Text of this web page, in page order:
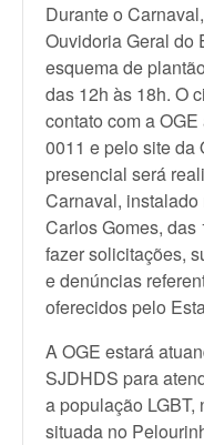
Durante o
Ouvidoria Geral do
esquema de
das 12h às 18h. O
contato com a
0011 e pelo site da
presencial será
Carnaval,
Carlos Gomes, das
fazer solicitações,
e denúncias
oferecidos pelo
A OGE estará
SJDHDS para
a população
situada no